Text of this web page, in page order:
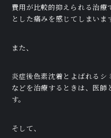
費用が比較的抑えられる治療
とした痛みを感じてしまいま
また、
炎症後色素沈着とよばれるシ
などを治療するときは、医師
す。
そして、